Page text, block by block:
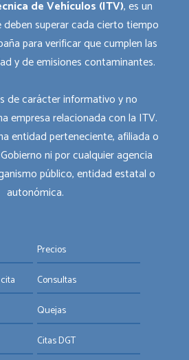
de Vehículos (ITV), es un
superar cada cierto tiempo
para verificar que cumplen las
y de emisiones contaminantes.
de carácter informativo y no
empresa relacionada con la ITV.
entidad perteneciente, afiliada o
ni por cualquier agencia
público, entidad estatal o
autonómica.
Precios
Consultas
Quejas
Citas DGT